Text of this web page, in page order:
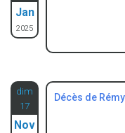
Jan
2025
dim
17
Nov
Décès de